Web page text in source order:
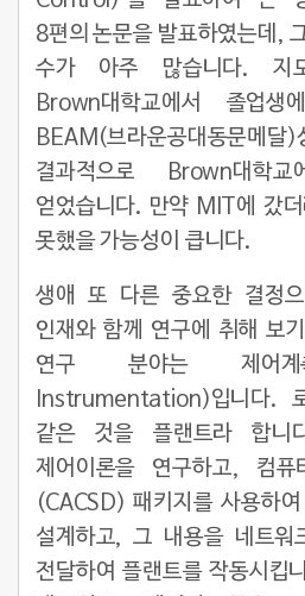
8편의 논문을 발표하였는데,
수가 아주 많습니다. 지
Brown대학교에서 졸업생
BEAM(브라운공대동문메달
결과적으로 Brown대학
얻었습니다. 만약 MIT에 갔더
못했을 가능성이 큽니다.
생애 또 다른 중요한 결정
인재와 함께 연구에 취해 보
연구 분야는 제어계
Instrumentation)입니다.
같은 것을 플랜트라 합니
제어이론을 연구하고, 컴퓨
(CACSD) 패키지를 사용하
설계하고, 그 내용을 네트워
전달하여 플랜트를 작동시킵